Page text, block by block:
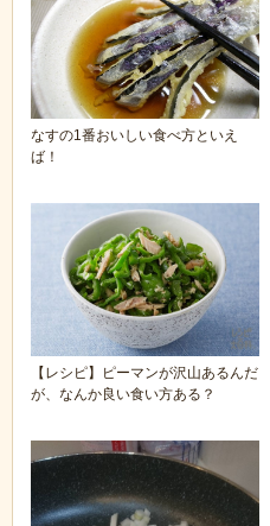
なすの1番おいしい食べ方といえ
ば！
【レシピ】ピーマンが沢山あるんだ
が、なんか良い食い方ある？